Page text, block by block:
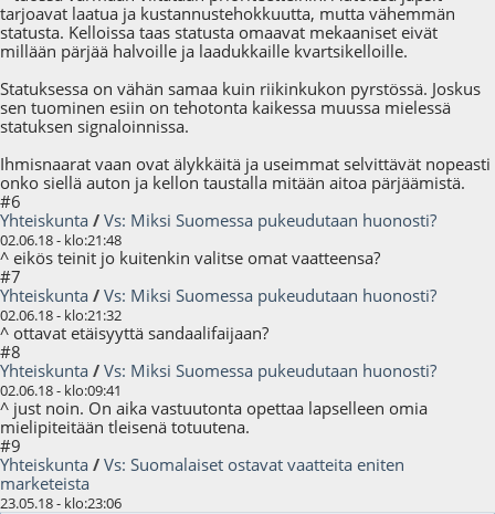
tarjoavat laatua ja kustannustehokkuutta, mutta vähemmän
statusta. Kelloissa taas statusta omaavat mekaaniset eivät
millään pärjää halvoille ja laadukkaille kvartsikelloille.
Statuksessa on vähän samaa kuin riikinkukon pyrstössä. Joskus
sen tuominen esiin on tehotonta kaikessa muussa mielessä
statuksen signaloinnissa.
Ihmisnaarat vaan ovat älykkäitä ja useimmat selvittävät nopeasti
onko siellä auton ja kellon taustalla mitään aitoa pärjäämistä.
#6
Yhteiskunta / Vs: Miksi Suomessa pukeudutaan huonosti?
02.06.18 - klo:21:48
^ eikös teinit jo kuitenkin valitse omat vaatteensa?
#7
Yhteiskunta / Vs: Miksi Suomessa pukeudutaan huonosti?
02.06.18 - klo:21:32
^ ottavat etäisyyttä sandaalifaijaan?
#8
Yhteiskunta / Vs: Miksi Suomessa pukeudutaan huonosti?
02.06.18 - klo:09:41
^ just noin. On aika vastuutonta opettaa lapselleen omia
mielipiteitään tleisenä totuutena.
#9
Yhteiskunta / Vs: Suomalaiset ostavat vaatteita eniten
marketeista
23.05.18 - klo:23:06